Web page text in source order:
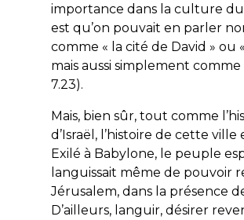
importance dans la culture du
est qu’on pouvait en parler
comme « la cité de David » ou
mais aussi simplement comme
7.23).
Mais, bien sûr, tout comme
d’Israël, l’histoire de cette
Exilé à Babylone, le peuple
languissait même de pouvoir
Jérusalem, dans la présence
D’ailleurs, languir, désirer